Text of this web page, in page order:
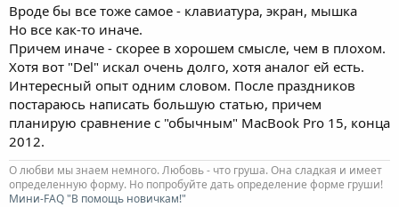
Вроде бы все тоже самое - клавиатура, экран, мышка
Но все как-то иначе.
Причем иначе - скорее в хорошем смысле, чем в плохом.
Хотя вот "Del" искал очень долго, хотя аналог ей есть.
Интересный опыт одним словом. После праздников
постараюсь написать большую статью, причем
планирую сравнение с "обычным" MacBook Pro 15, конца
2012.
О любви мы знаем немного. Любовь - что груша. Она сладкая и имеет
определенную форму. Но попробуйте дать определение форме груши!
Мини-FAQ "В помощь новичкам!"